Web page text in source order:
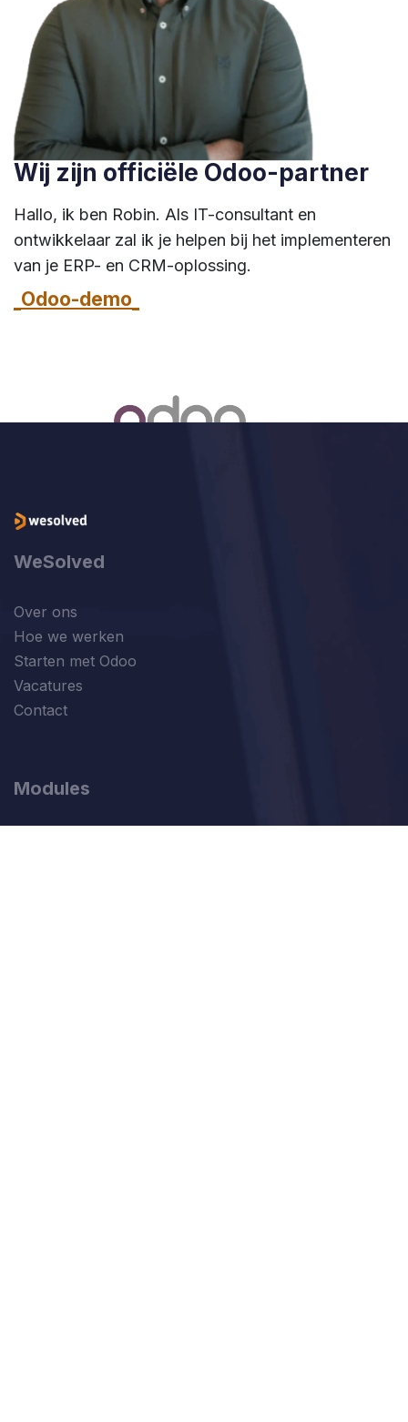
Wij zijn officiële Odoo-partner
Hallo, ik ben Robin. Als IT-consultant en
ontwikkelaar zal ik je helpen bij het implementeren
van je ERP- en CRM-oplossing.
Odoo-demo
WeSolved
Over ons
Hoe we werken
Starten met Odoo
Vacatures
Contact
Modules